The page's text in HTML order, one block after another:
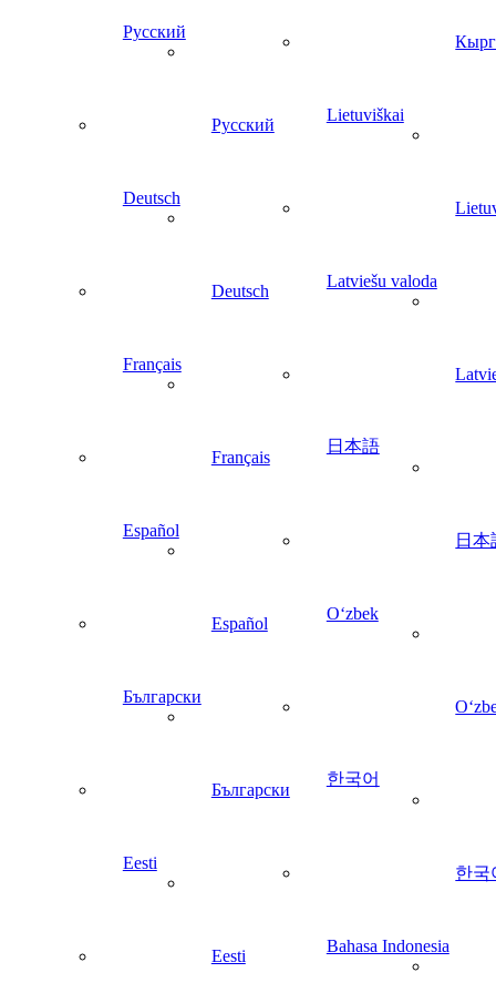
Русский
Deutsch
Français
Español
Български
Eesti
日本
한국
Русский
Deutsch
Français
Español
Български
Eesti
Lietuviškai
Latviešu valoda
日本語
Oʻzbek
한국어
Bahasa Indonesia